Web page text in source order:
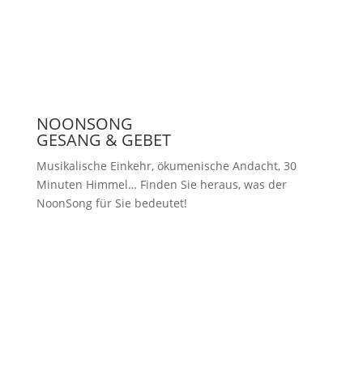
NOONSONG
GESANG & GEBET
Musikalische Einkehr, ökumenische Andacht, 30
Minuten Himmel… Finden Sie heraus, was der
NoonSong für Sie bedeutet!